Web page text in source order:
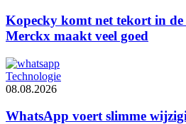
Kopecky komt net tekort in
Merckx maakt veel goed
Technologie
08.08.2026
WhatsApp voert slimme